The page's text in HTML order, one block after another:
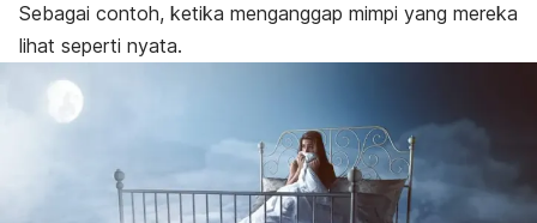
Sebagai contoh, ketika menganggap mimpi yang mereka
lihat seperti nyata.